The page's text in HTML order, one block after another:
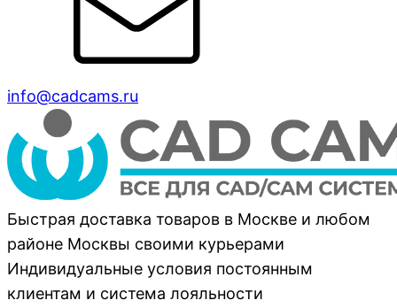
info@cadcams.ru
Быстрая доставка товаров в Москве и любом
районе Москвы своими курьерами
Индивидуальные условия постоянным
клиентам и система лояльности